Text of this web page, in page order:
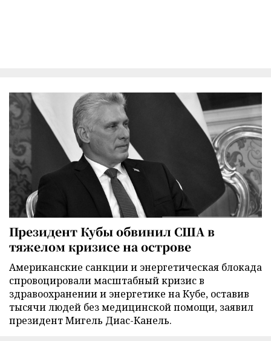
Президент Кубы обвинил США в
тяжелом кризисе на острове
Американские санкции и энергетическая блокада
спровоцировали масштабный кризис в
здравоохранении и энергетике на Кубе, оставив
тысячи людей без медицинской помощи, заявил
президент Мигель Диас-Канель.